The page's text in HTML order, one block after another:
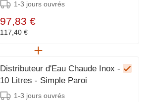
1-3 jours ouvrés
97,83 €
117,40 €
Distributeur d'Eau Chaude Inox -
10 Litres - Simple Paroi
1-3 jours ouvrés